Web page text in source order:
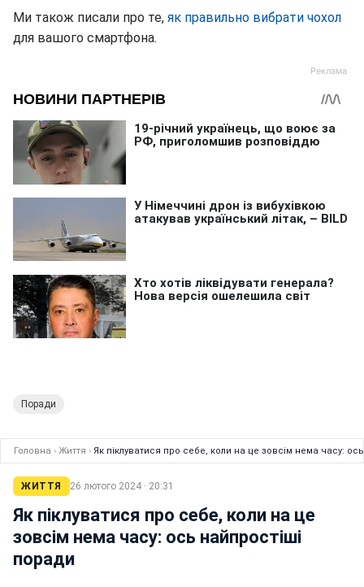
Ми також писали про те, як правильно вибрати чохол
для вашого смартфона.
Поради
Головна › Життя › Як піклуватися про себе, коли на це зовсім нема часу:
ЖИТТЯ 26 лютого 2024 · 20:31
Як піклуватися про себе, коли на це
зовсім нема часу: ось найпростіші
поради